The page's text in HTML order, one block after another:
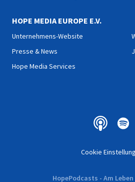
HOPE MEDIA EUROPE E.V.
Unternehmens-Website
Presse & News
Hope Media Services
Cookie
HopePodcasts - Am